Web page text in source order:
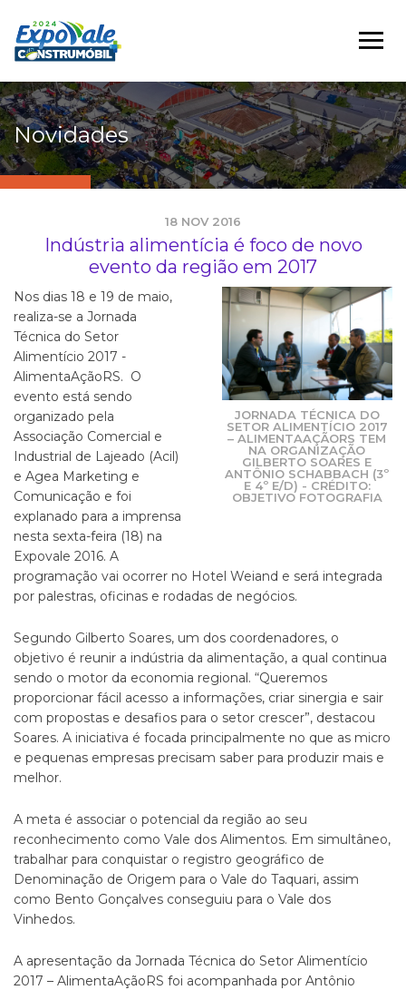
Novidades
18 NOV 2016
Indústria alimentícia é foco de novo
evento da região em 2017
JORNADA TÉCNICA DO
SETOR ALIMENTÍCIO 2017
– ALIMENTAAÇÃORS TEM
NA ORGANIZAÇÃO
GILBERTO SOARES E
ANTÔNIO SCHABBACH (3º
E 4º E/D) - CRÉDITO:
OBJETIVO FOTOGRAFIA
Nos dias 18 e 19 de maio,
realiza-se a Jornada
Técnica do Setor
Alimentício 2017 -
AlimentaAçãoRS. O
evento está sendo
organizado pela
Associação Comercial e
Industrial de Lajeado (Acil)
e Agea Marketing e
Comunicação e foi
explanado para a imprensa
nesta sexta-feira (18) na
Expovale 2016. A
programação vai ocorrer no Hotel Weiand e será integrada
por palestras, oficinas e rodadas de negócios.
Segundo Gilberto Soares, um dos coordenadores, o
objetivo é reunir a indústria da alimentação, a qual continua
sendo o motor da economia regional. “Queremos
proporcionar fácil acesso a informações, criar sinergia e sair
com propostas e desafios para o setor crescer”, destacou
Soares. A iniciativa é focada principalmente no que as micro
e pequenas empresas precisam saber para produzir mais e
melhor.
A meta é associar o potencial da região ao seu
reconhecimento como Vale dos Alimentos. Em simultâneo,
trabalhar para conquistar o registro geográfico de
Denominação de Origem para o Vale do Taquari, assim
como Bento Gonçalves conseguiu para o Vale dos
Vinhedos.
A apresentação da Jornada Técnica do Setor Alimentício
2017 – AlimentaAçãoRS foi acompanhada por Antônio